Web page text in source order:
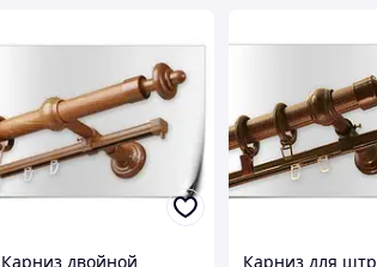
Карниз двойной
Карниз для штр